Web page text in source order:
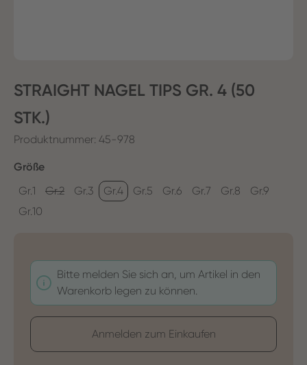
STRAIGHT NAGEL TIPS GR. 4 (50
STK.)
Produktnummer: 45-978
Größeauswählen
Gr.1
Gr.2 Gr.3 Gr.4 Gr.5 Gr.6 Gr.7 Gr.8
Gr.9
Gr.10
Bitte melden Sie sich an, um Artikel in den
Warenkorb legen zu können.
Anmelden zum Einkaufen